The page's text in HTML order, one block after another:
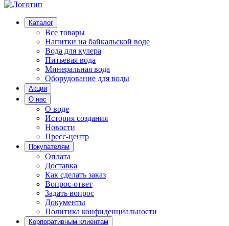
Каталог
Все товары
Напитки на байкальской воде
Вода для кулера
Питьевая вода
Минеральная вода
Оборудование для воды
Акции
О нас
О воде
История создания
Новости
Пресс-центр
Покупателям
Оплата
Доставка
Как сделать заказ
Вопрос-ответ
Задать вопрос
Документы
Политика конфиденциальности
Корпоративным клиентам